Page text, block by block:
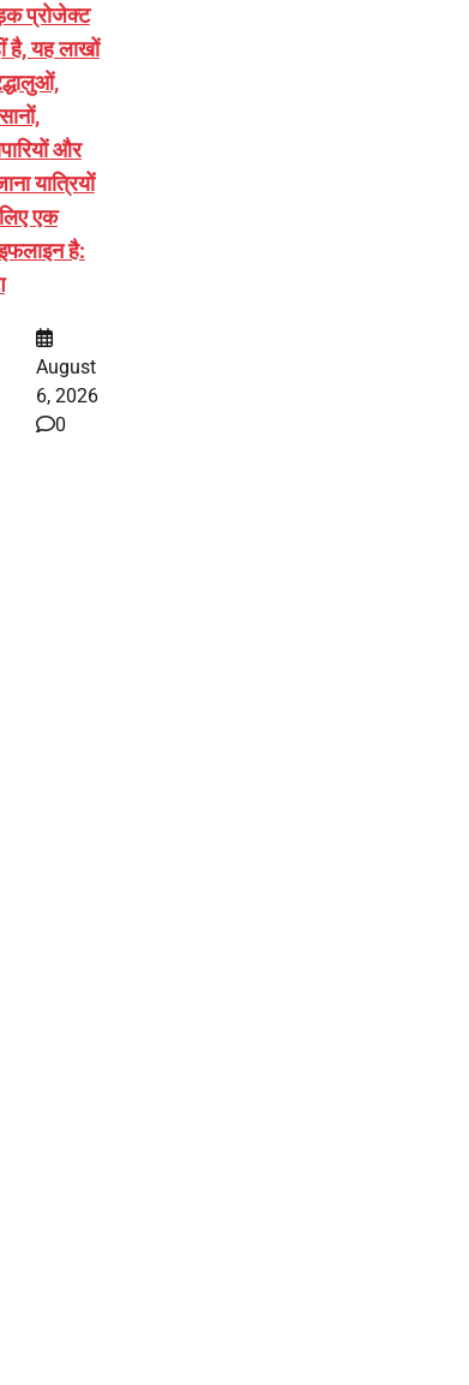
प्रोजेक्ट
है, यह लाखों
और
यात्रियों
एक
है:
August
6, 2026
0